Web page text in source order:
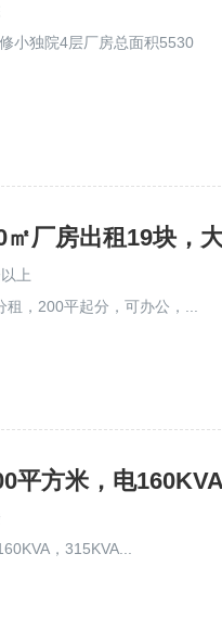
小独院4层厂房总面积5530
上
，200平起分，可办公，...
平方米，电
，315KVA...